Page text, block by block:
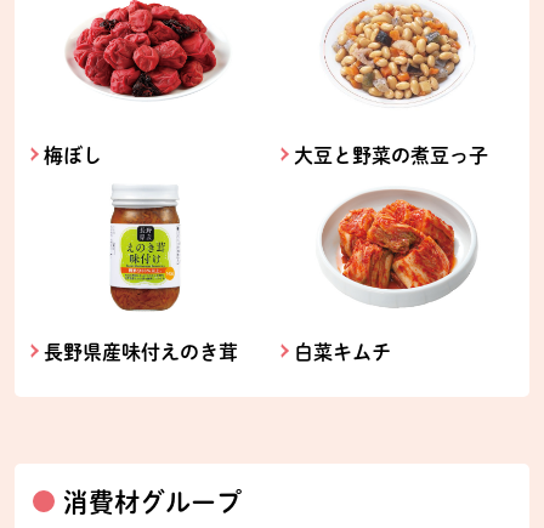
梅ぼし 大豆と野菜の煮豆っ子
長野県産味付えのき茸 白菜キムチ
消費材グループ